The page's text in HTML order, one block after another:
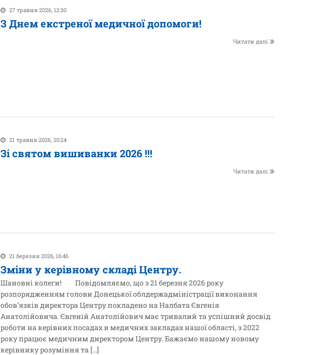
27 травня 2026, 12:30
З Днем екстреної медичної допомоги!
Читати далі
21 травня 2026, 20:24
Зі святом вишиванки 2026 !!!
Читати далі
21 березня 2026, 16:46
Зміни у керівному складі Центру.
Шановні колеги! Повідомляємо, що з 21 березня 2026 року
розпорядженням голови Донецької облдержадміністрації виконання
обов’язків директора Центру покладено на Налбата Євгенія
Анатолійовича. Євгеній Анатолійович має тривалий та успішний досвід
роботи на керівних посадах в медичних закладах нашої області, з 2022
року працює медичним директором Центру. Бажаємо нашому новому
керівнику розуміння та […]